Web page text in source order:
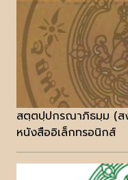
สตฺตปฺปกรณาภิธมฺม (
หนังสืออิเล็กทรอนิกส์